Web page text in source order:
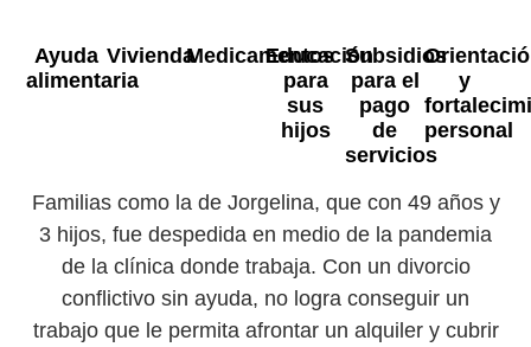
Ayuda
alimentaria
ViviendaMedicamentos
Educación
para
sus
hijos
Subsidios
para el
pago
de
servicios
y
personal
Familias como la de Jorgelina, que con 49 años y
3 hijos, fue despedida en medio de la pandemia
de la clínica donde trabaja. Con un divorcio
conflictivo sin ayuda, no logra conseguir un
trabajo que le permita afrontar un alquiler y cubrir